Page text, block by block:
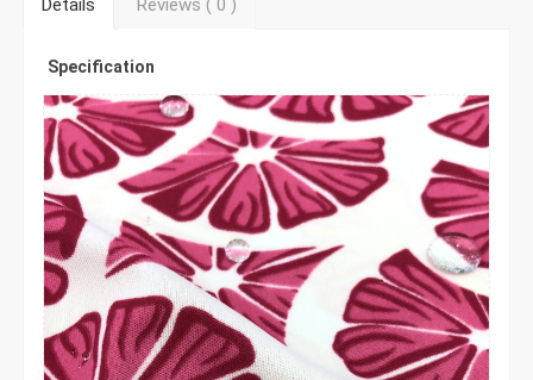
Specification